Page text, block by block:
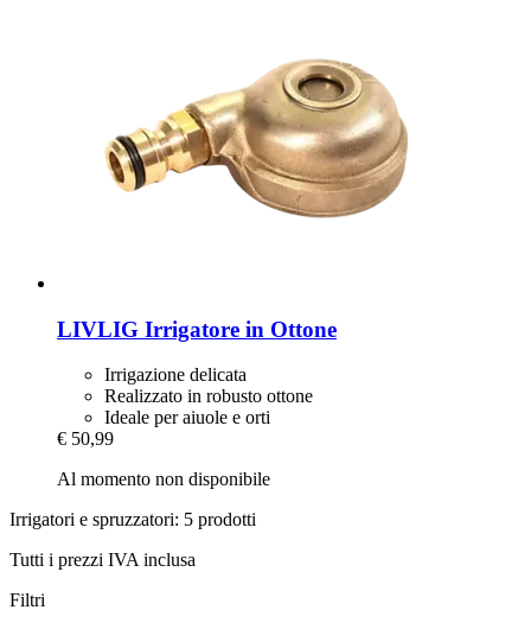
LIVLIG Irrigatore in Ottone
Irrigazione delicata
Realizzato in robusto ottone
Ideale per aiuole e orti
€ 50,99
Al momento non disponibile
Irrigatori e spruzzatori: 5 prodotti
Tutti i prezzi IVA inclusa
Filtri